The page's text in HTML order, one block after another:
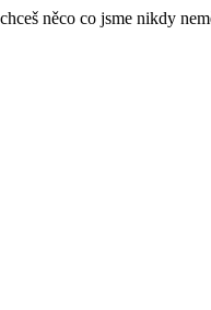
něco co jsme nikdy